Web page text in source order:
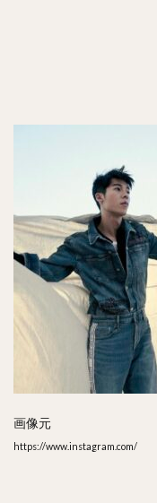
画像元
https://www.instagram.com/